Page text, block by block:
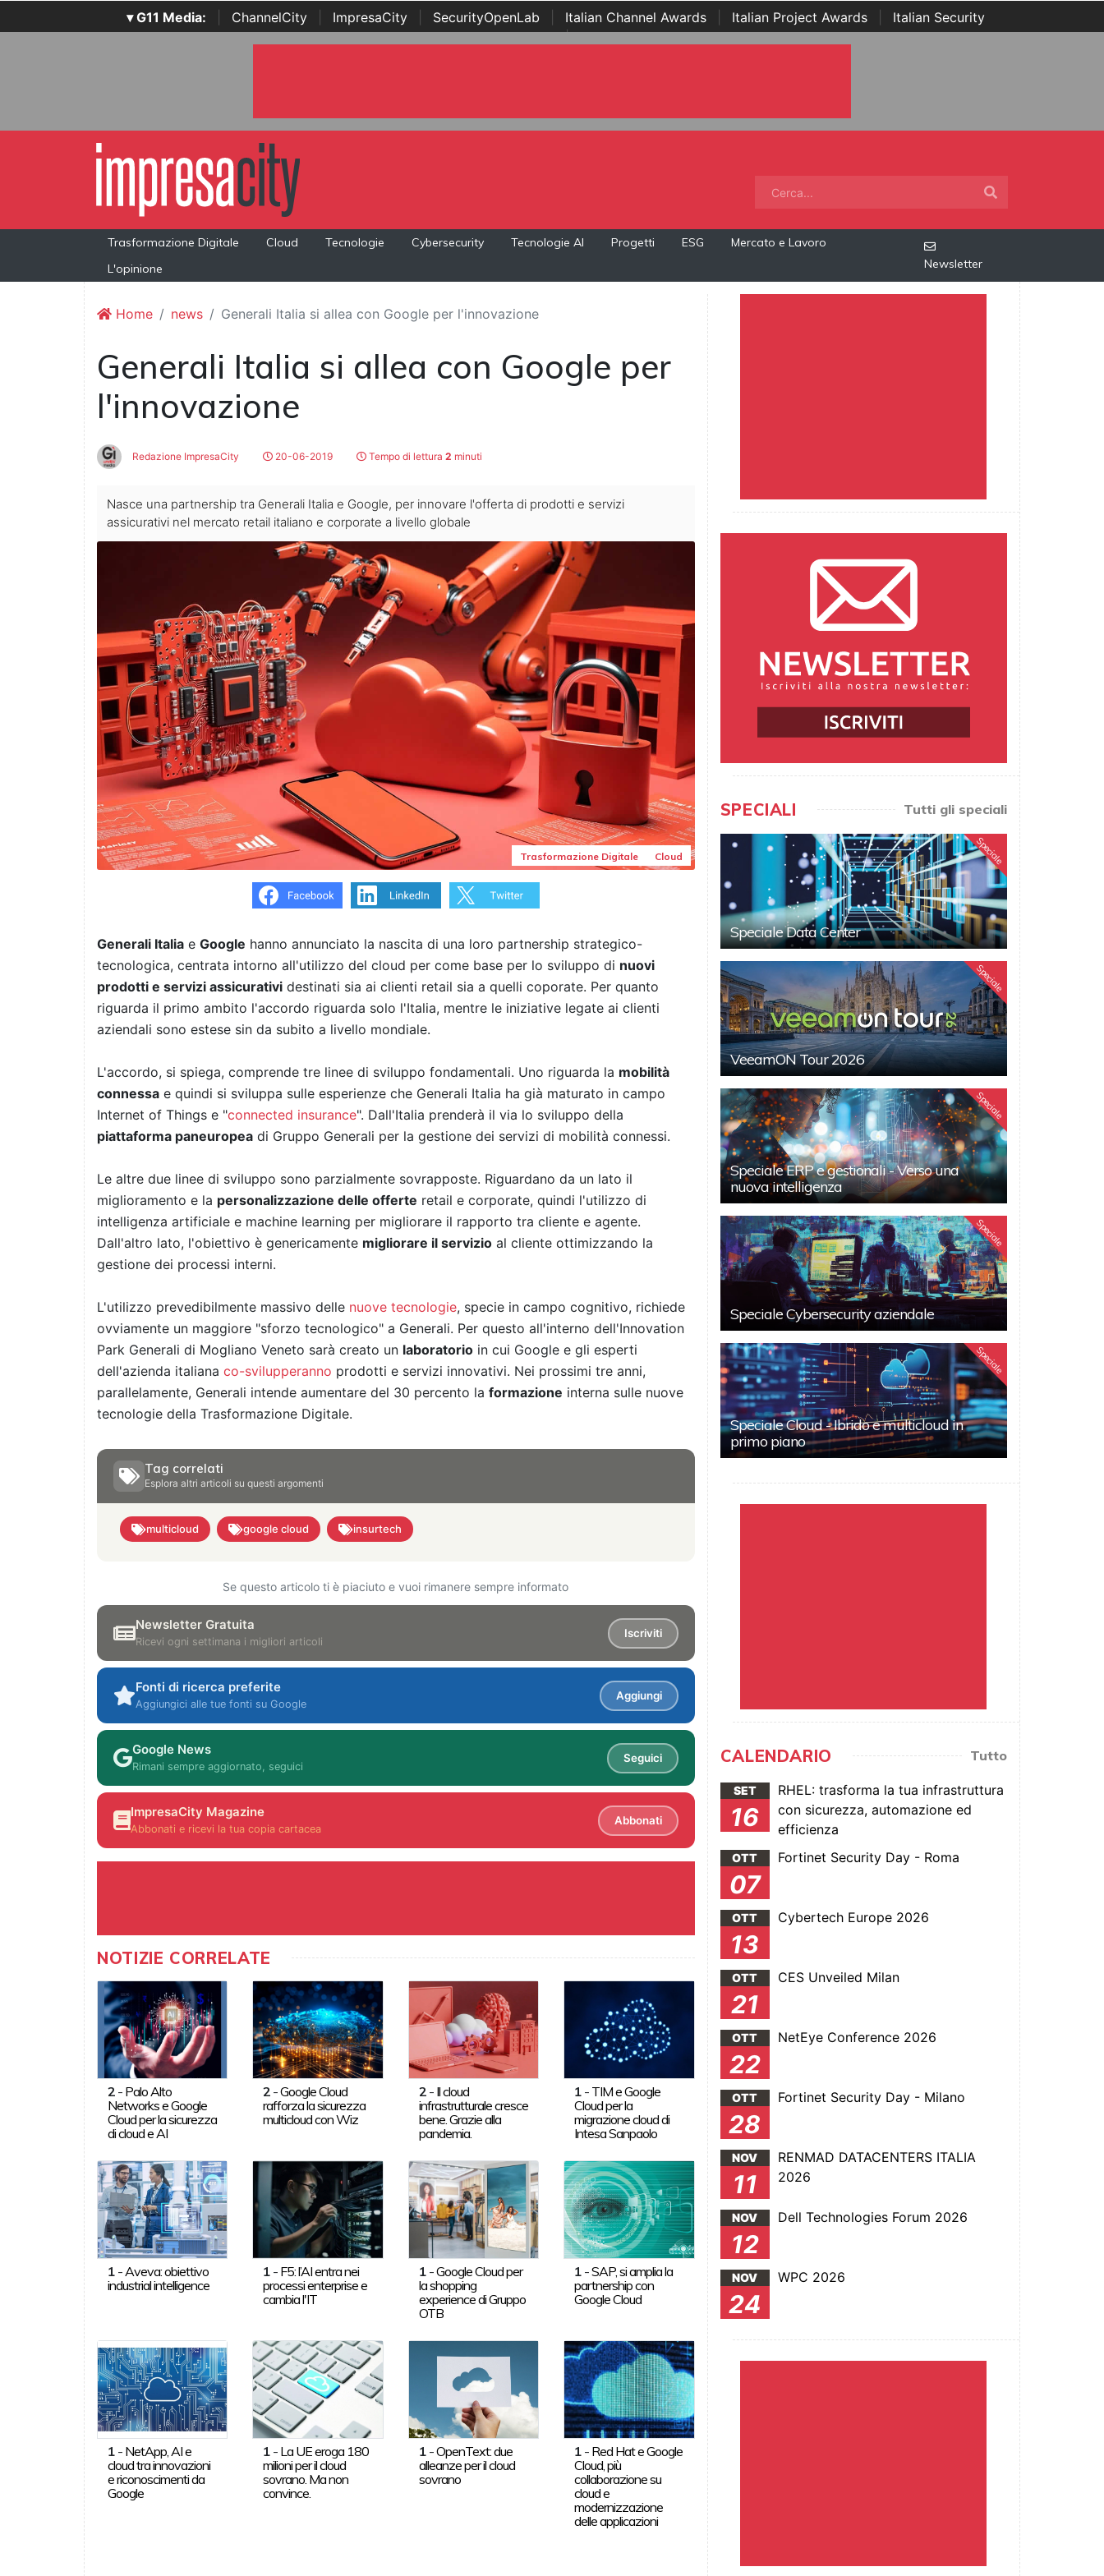
▾ G11 Media: ChannelCity ImpresaCity SecurityOpenLab Italian Channel Awards Italian Project Awards
Italian Security
Awards | ...
Trasformazione Digitale Cloud Tecnologie Cybersecurity Tecnologie AI Progetti ESG
Mercato e Lavoro
L'opinione
Newsletter
Home news Generali Italia si allea con Google per l'innovazione
Generali Italia si allea con Google per
l'innovazione
Redazione ImpresaCity 20-06-2019 Tempo di lettura 2 minuti
Nasce una partnership tra Generali Italia e Google, per innovare l'offerta di prodotti e servizi
assicurativi nel mercato retail italiano e corporate a livello globale
Trasformazione Digitale Cloud
Generali Italia e Google hanno annunciato la nascita di una loro partnership strategico-
tecnologica, centrata intorno all'utilizzo del cloud per come base per lo sviluppo di nuovi
prodotti e servizi assicurativi destinati sia ai clienti retail sia a quelli coporate. Per quanto
riguarda il primo ambito l'accordo riguarda solo l'Italia, mentre le iniziative legate ai clienti
aziendali sono estese sin da subito a livello mondiale.
L'accordo, si spiega, comprende tre linee di sviluppo fondamentali. Uno riguarda la mobilità
connessa e quindi si sviluppa sulle esperienze che Generali Italia ha già maturato in campo
Internet of Things e "connected insurance". Dall'Italia prenderà il via lo sviluppo della
piattaforma paneuropea di Gruppo Generali per la gestione dei servizi di mobilità connessi.
Le altre due linee di sviluppo sono parzialmente sovrapposte. Riguardano da un lato il
miglioramento e la personalizzazione delle offerte retail e corporate, quindi l'utilizzo di
intelligenza artificiale e machine learning per migliorare il rapporto tra cliente e agente.
Dall'altro lato, l'obiettivo è genericamente migliorare il servizio al cliente ottimizzando la
gestione dei processi interni.
L'utilizzo prevedibilmente massivo delle nuove tecnologie, specie in campo cognitivo, richiede
ovviamente un maggiore "sforzo tecnologico" a Generali. Per questo all'interno dell'Innovation
Park Generali di Mogliano Veneto sarà creato un laboratorio in cui Google e gli esperti
dell'azienda italiana co-svilupperanno prodotti e servizi innovativi. Nei prossimi tre anni,
parallelamente, Generali intende aumentare del 30 percento la formazione interna sulle nuove
tecnologie della Trasformazione Digitale.
Tag correlati
Esplora altri articoli su questi argomenti
multicloud google cloud insurtech
Se questo articolo ti è piaciuto e vuoi rimanere sempre informato
Newsletter Gratuita
Ricevi ogni settimana i migliori articoli
Iscriviti
Fonti di ricerca preferite
Aggiungici alle tue fonti su Google
Aggiungi
Google News
Rimani sempre aggiornato, seguici
Seguici
ImpresaCity Magazine
Abbonati e ricevi la tua copia cartacea
Abbonati
NOTIZIE CORRELATE
2- Palo Alto
Networks e Google
Cloud per la sicurezza
di cloud e AI
2 -Google Cloud
rafforza la sicurezza
multicloud con Wiz
2- Il cloud
infrastrutturale cresce
bene. Grazie alla
pandemia.
1 - TIM e Google
Cloud per la
migrazione cloud di
Intesa Sanpaolo
1- Aveva: obiettivo
industrial intelligence
1 - F5: l’AI entra nei
processi enterprise e
cambia l'IT
1-Google Cloud per
la shopping
experience di Gruppo
OTB
1 -SAP, si amplia la
partnership con
Google Cloud
1- NetApp, AI e
cloud tra innovazioni
e riconoscimenti da
Google
1 - La UE eroga 180
milioni per il cloud
sovrano. Ma non
convince.
1-OpenText: due
alleanze per il cloud
sovrano
1 - Red Hat e Google
Cloud, più
collaborazione su
cloud e
modernizzazione
delle applicazioni
SPECIALI Tutti gli speciali
Speciale
Speciale Data Center
Speciale
VeeamON Tour 2026
Speciale
Speciale ERP e gestionali - Verso una
nuova intelligenza
Speciale
Speciale Cybersecurity aziendale
Speciale
Speciale Cloud - Ibrido e multicloud in
primo piano
CALENDARIO Tutto
SET
16
RHEL: trasforma la tua infrastruttura
con sicurezza, automazione ed
efficienza
OTT
07
Fortinet Security Day - Roma
OTT
13
Cybertech Europe 2026
OTT
21
CES Unveiled Milan
OTT
22
NetEye Conference 2026
OTT
28
Fortinet Security Day - Milano
NOV
11
RENMAD DATACENTERS ITALIA
2026
NOV
12
Dell Technologies Forum 2026
NOV
24
WPC 2026